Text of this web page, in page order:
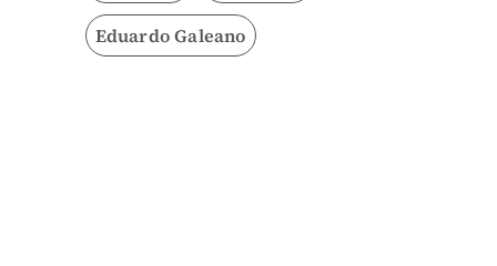
Eduardo Galeano